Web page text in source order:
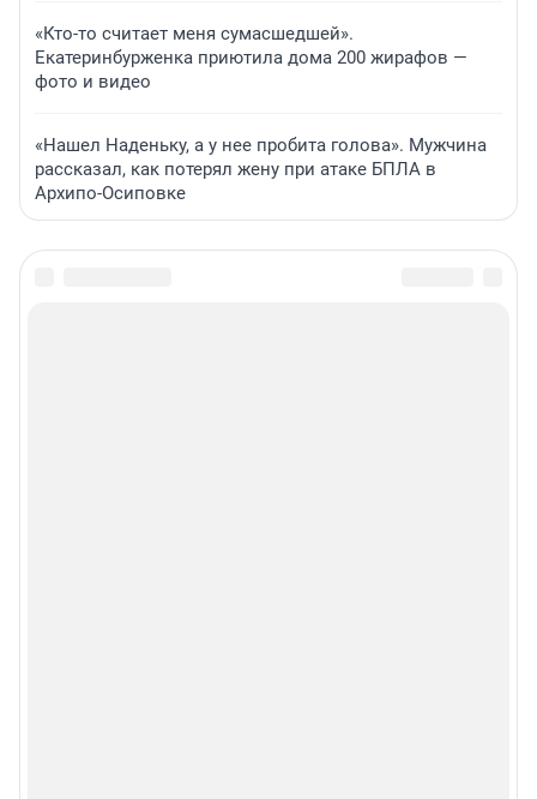
«Кто-то считает меня сумасшедшей».
Екатеринбурженка приютила дома 200 жирафов —
фото и видео
«Нашел Наденьку, а у нее пробита голова». Мужчина
рассказал, как потерял жену при атаке БПЛА в
Архипо-Осиповке